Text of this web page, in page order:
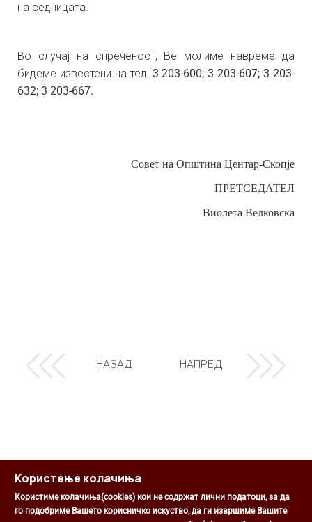
на седницата.
Во случај на спреченост, Ве молиме навреме да
бидеме известени на тел. 3 203-600; 3 203-607; 3 203-
632; 3 203-667.
Совет на Општина Центар-Скопје
ПРЕТСЕДАТЕЛ
Виолета Велковска
НАЗАД НАПРЕД
Користење колачиња
Користиме колачиња(cookies) кои не содржат лични податоци, за да
го подобриме Вашето корисничко искуство, да ги извршиме Вашите